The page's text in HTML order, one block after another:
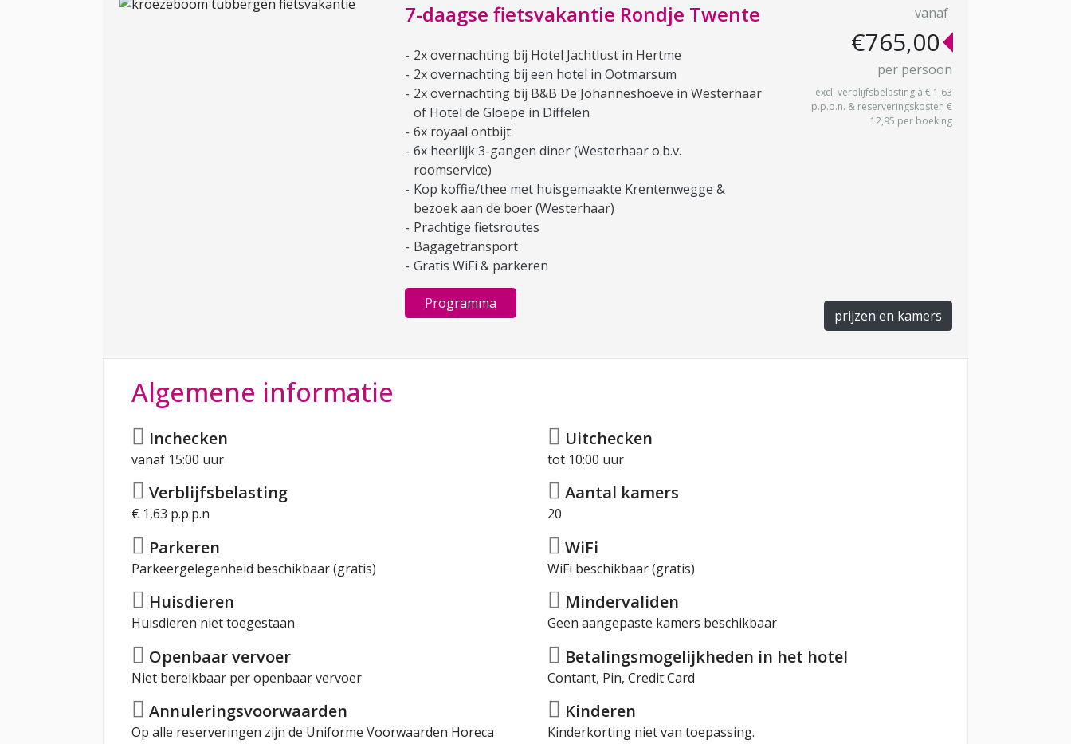
7-daagse fietsvakantie Rondje Twente
2x overnachting bij Hotel Jachtlust in Hertme
2x overnachting bij een hotel in Ootmarsum
2x overnachting bij B&B De Johanneshoeve in Westerhaar
of Hotel de Gloepe in Diffelen
6x royaal ontbijt
6x heerlijk 3-gangen diner (Westerhaar o.b.v.
roomservice)
Kop koffie/thee met huisgemaakte Krentenwegge &
bezoek aan de boer (Westerhaar)
Prachtige fietsroutes
Bagagetransport
Gratis WiFi & parkeren
Programma
vanaf
€765,00
per persoon
excl. verblijfsbelasting à € 1,63
p.p.p.n. & reserveringskosten €
12,95 per boeking
prijzen en kamers
Algemene informatie
Inchecken
vanaf 15:00 uur
Uitchecken
tot 10:00 uur
Verblijfsbelasting
€ 1,63 p.p.p.n
Aantal kamers
20
Parkeren
Parkeergelegenheid beschikbaar (gratis)
WiFi
WiFi beschikbaar (gratis)
Huisdieren
Huisdieren niet toegestaan
Mindervaliden
Geen aangepaste kamers beschikbaar
Openbaar vervoer
Niet bereikbaar per openbaar vervoer
Betalingsmogelijkheden in het hotel
Contant, Pin, Credit Card
Annuleringsvoorwaarden
Op alle reserveringen zijn de Uniforme Voorwaarden Horeca
Kinderen
Kinderkorting niet van toepassing.